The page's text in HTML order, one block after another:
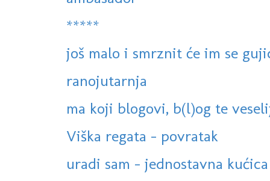
*****
još malo i smrznit će im se
ranojutarnja
ma koji blogovi, b(l)og te
Viška regata - povratak
uradi sam - jednostavna